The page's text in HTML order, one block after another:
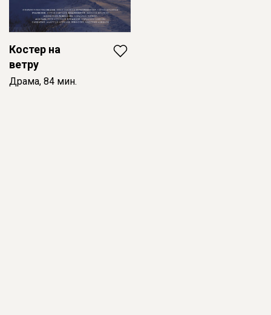
Костер на
ветру
Драма, 84 мин.